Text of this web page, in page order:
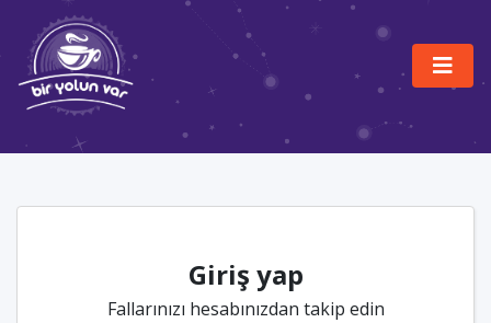
Giriş yap
Fallarınızı hesabınızdan takip edin